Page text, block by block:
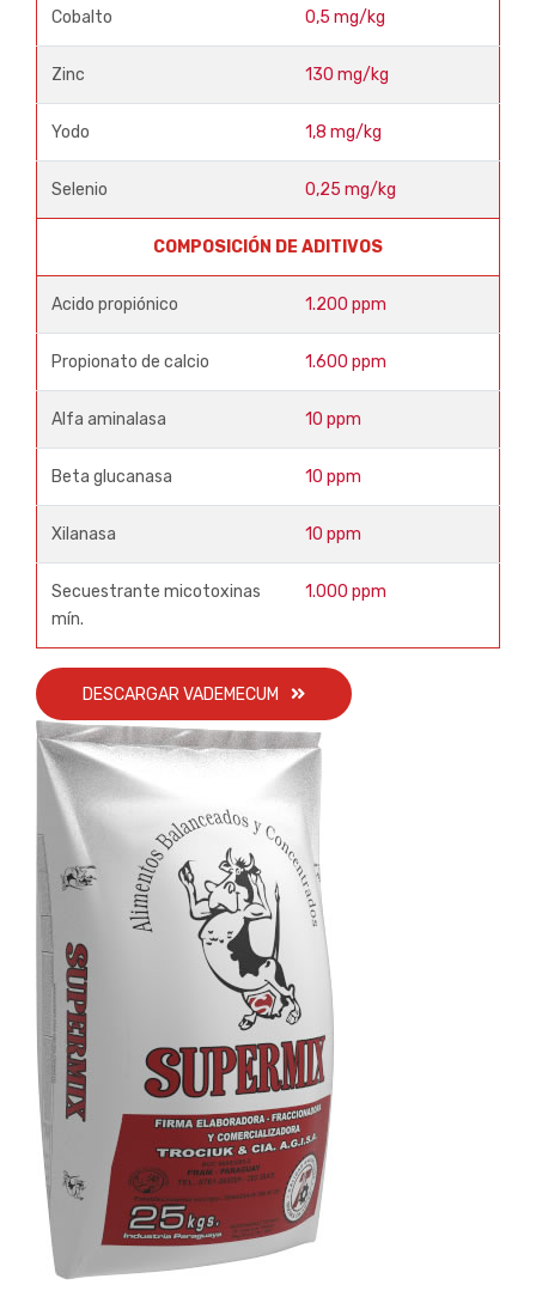
Cobalto 0,5 mg/kg
Zinc 130 mg/kg
Yodo 1,8 mg/kg
Selenio 0,25 mg/kg
COMPOSICIÓN DE ADITIVOS
Acido propiónico 1.200 ppm
Propionato de calcio 1.600 ppm
Alfa aminalasa 10 ppm
Beta glucanasa 10 ppm
Xilanasa 10 ppm
Secuestrante micotoxinas
mín.
1.000 ppm
DESCARGAR VADEMECUM